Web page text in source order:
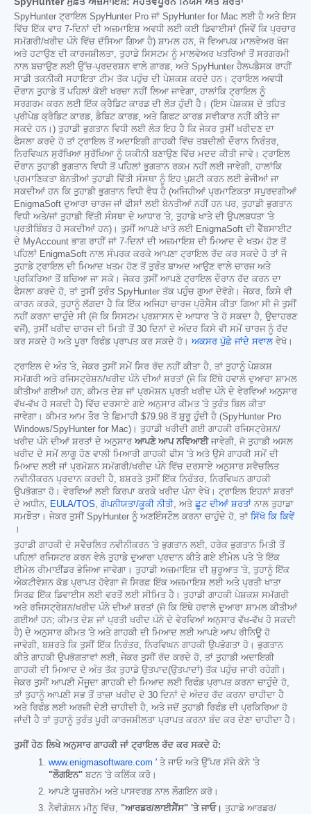
SpyHunter ਟ੍ਰਾਇਲ SpyHunter Pro ਜਾਂ SpyHunter for Mac ਲਈ ਹੈ ਅਤੇ ਇਸ
ਵਿੱਚ ਇੱਕ ਵਾਰ 7-ਦਿਨਾਂ ਦੀ ਅਜ਼ਮਾਇਸ਼ ਅਵਧੀ ਲਈ ਕਈ ਡਿਵਾਈਸਾਂ (ਜਿਵੇਂ ਕਿ ਪ੍ਰਚਾਰ
ਸਮੱਗਰੀ/ਖਰੀਦ ਪੰਨੇ ਵਿੱਚ ਦੱਸਿਆ ਗਿਆ ਹੈ) ਸ਼ਾਮਲ ਹਨ, ਜੋ ਵਿਆਪਕ ਮਾਲਵੇਅਰ ਖੋਜ
ਅਤੇ ਹਟਾਉਣ ਦੀ ਕਾਰਜਸ਼ੀਲਤਾ, ਤੁਹਾਡੇ ਸਿਸਟਮ ਨੂੰ ਮਾਲਵੇਅਰ ਖਤਰਿਆਂ ਤੋਂ ਸਰਗਰਮੀ
ਨਾਲ ਬਚਾਉਣ ਲਈ ਉੱਚ-ਪ੍ਰਦਰਸ਼ਨ ਵਾਲੇ ਗਾਰਡ, ਅਤੇ SpyHunter ਹੈਲਪਡੈਸਕ ਰਾਹੀਂ
ਸਾਡੀ ਤਕਨੀਕੀ ਸਹਾਇਤਾ ਟੀਮ ਤੱਕ ਪਹੁੰਚ ਦੀ ਪੇਸ਼ਕਸ਼ ਕਰਦੇ ਹਨ। ਟ੍ਰਾਇਲ ਅਵਧੀ
ਦੌਰਾਨ ਤੁਹਾਡੇ ਤੋਂ ਪਹਿਲਾਂ ਕੋਈ ਖਰਚਾ ਨਹੀਂ ਲਿਆ ਜਾਵੇਗਾ, ਹਾਲਾਂਕਿ ਟ੍ਰਾਇਲ ਨੂੰ
ਸਰਗਰਮ ਕਰਨ ਲਈ ਇੱਕ ਕ੍ਰੈਡਿਟ ਕਾਰਡ ਦੀ ਲੋੜ ਹੁੰਦੀ ਹੈ। (ਇਸ ਪੇਸ਼ਕਸ਼ ਦੇ ਤਹਿਤ
ਪ੍ਰੀਪੇਡ ਕ੍ਰੈਡਿਟ ਕਾਰਡ, ਡੈਬਿਟ ਕਾਰਡ, ਅਤੇ ਗਿਫਟ ਕਾਰਡ ਸਵੀਕਾਰ ਨਹੀਂ ਕੀਤੇ ਜਾ
ਸਕਦੇ ਹਨ।) ਤੁਹਾਡੀ ਭੁਗਤਾਨ ਵਿਧੀ ਲਈ ਲੋੜ ਇਹ ਹੈ ਕਿ ਜੇਕਰ ਤੁਸੀਂ ਖਰੀਦਣ ਦਾ
ਫੈਸਲਾ ਕਰਦੇ ਹੋ ਤਾਂ ਟ੍ਰਾਇਲ ਤੋਂ ਅਦਾਇਗੀ ਗਾਹਕੀ ਵਿੱਚ ਤਬਦੀਲੀ ਦੌਰਾਨ ਨਿਰੰਤਰ,
ਨਿਰਵਿਘਨ ਸੁਰੱਖਿਆ ਸੁਰੱਖਿਆ ਨੂੰ ਯਕੀਨੀ ਬਣਾਉਣ ਵਿੱਚ ਮਦਦ ਕੀਤੀ ਜਾਵੇ। ਟ੍ਰਾਇਲ
ਦੌਰਾਨ ਤੁਹਾਡੀ ਭੁਗਤਾਨ ਵਿਧੀ ਤੋਂ ਪਹਿਲਾਂ ਭੁਗਤਾਨ ਰਕਮ ਨਹੀਂ ਲਈ ਜਾਵੇਗੀ, ਹਾਲਾਂਕਿ
ਪ੍ਰਮਾਣਿਕਤਾ ਬੇਨਤੀਆਂ ਤੁਹਾਡੀ ਵਿੱਤੀ ਸੰਸਥਾ ਨੂੰ ਇਹ ਪੁਸ਼ਟੀ ਕਰਨ ਲਈ ਭੇਜੀਆਂ ਜਾ
ਸਕਦੀਆਂ ਹਨ ਕਿ ਤੁਹਾਡੀ ਭੁਗਤਾਨ ਵਿਧੀ ਵੈਧ ਹੈ (ਅਜਿਹੀਆਂ ਪ੍ਰਮਾਣਿਕਤਾ ਸਪੁਰਦਗੀਆਂ
EnigmaSoft ਦੁਆਰਾ ਚਾਰਜ ਜਾਂ ਫੀਸਾਂ ਲਈ ਬੇਨਤੀਆਂ ਨਹੀਂ ਹਨ ਪਰ, ਤੁਹਾਡੀ ਭੁਗਤਾਨ
ਵਿਧੀ ਅਤੇ/ਜਾਂ ਤੁਹਾਡੀ ਵਿੱਤੀ ਸੰਸਥਾ ਦੇ ਆਧਾਰ 'ਤੇ, ਤੁਹਾਡੇ ਖਾਤੇ ਦੀ ਉਪਲਬਧਤਾ 'ਤੇ
ਪ੍ਰਤੀਬਿੰਬਤ ਹੋ ਸਕਦੀਆਂ ਹਨ)। ਤੁਸੀਂ ਆਪਣੇ ਖਾਤੇ ਲਈ EnigmaSoft ਦੀ ਵੈੱਬਸਾਈਟ
ਦੇ MyAccount ਭਾਗ ਰਾਹੀਂ ਜਾਂ 7-ਦਿਨਾਂ ਦੀ ਅਜ਼ਮਾਇਸ਼ ਦੀ ਮਿਆਦ ਦੇ ਖਤਮ ਹੋਣ ਤੋਂ
ਪਹਿਲਾਂ EnigmaSoft ਨਾਲ ਸੰਪਰਕ ਕਰਕੇ ਆਪਣਾ ਟ੍ਰਾਇਲ ਰੱਦ ਕਰ ਸਕਦੇ ਹੋ ਤਾਂ ਜੋ
ਤੁਹਾਡੇ ਟ੍ਰਾਇਲ ਦੀ ਮਿਆਦ ਖਤਮ ਹੋਣ ਤੋਂ ਤੁਰੰਤ ਬਾਅਦ ਆਉਣ ਵਾਲੇ ਚਾਰਜ ਅਤੇ
ਪ੍ਰਕਿਰਿਆ ਤੋਂ ਬਚਿਆ ਜਾ ਸਕੇ। ਜੇਕਰ ਤੁਸੀਂ ਆਪਣੇ ਟ੍ਰਾਇਲ ਦੌਰਾਨ ਰੱਦ ਕਰਨ ਦਾ
ਫੈਸਲਾ ਕਰਦੇ ਹੋ, ਤਾਂ ਤੁਸੀਂ ਤੁਰੰਤ SpyHunter ਤੱਕ ਪਹੁੰਚ ਗੁਆ ਦੇਵੋਗੇ। ਜੇਕਰ, ਕਿਸੇ ਵੀ
ਕਾਰਨ ਕਰਕੇ, ਤੁਹਾਨੂੰ ਲੱਗਦਾ ਹੈ ਕਿ ਇੱਕ ਅਜਿਹਾ ਚਾਰਜ ਪ੍ਰੋਸੈਸ ਕੀਤਾ ਗਿਆ ਸੀ ਜੋ ਤੁਸੀਂ
ਨਹੀਂ ਕਰਨਾ ਚਾਹੁੰਦੇ ਸੀ (ਜੋ ਕਿ ਸਿਸਟਮ ਪ੍ਰਸ਼ਾਸਨ ਦੇ ਆਧਾਰ 'ਤੇ ਹੋ ਸਕਦਾ ਹੈ, ਉਦਾਹਰਣ
ਵਜੋਂ), ਤੁਸੀਂ ਖਰੀਦ ਚਾਰਜ ਦੀ ਮਿਤੀ ਤੋਂ 30 ਦਿਨਾਂ ਦੇ ਅੰਦਰ ਕਿਸੇ ਵੀ ਸਮੇਂ ਚਾਰਜ ਨੂੰ ਰੱਦ
ਕਰ ਸਕਦੇ ਹੋ ਅਤੇ ਪੂਰਾ ਰਿਫੰਡ ਪ੍ਰਾਪਤ ਕਰ ਸਕਦੇ ਹੋ। ਅਕਸਰ ਪੁੱਛੇ ਜਾਂਦੇ ਸਵਾਲ ਵੇਖੋ।
ਟ੍ਰਾਇਲ ਦੇ ਅੰਤ 'ਤੇ, ਜੇਕਰ ਤੁਸੀਂ ਸਮੇਂ ਸਿਰ ਰੱਦ ਨਹੀਂ ਕੀਤਾ ਹੈ, ਤਾਂ ਤੁਹਾਨੂੰ ਪੇਸ਼ਕਸ਼
ਸਮੱਗਰੀ ਅਤੇ ਰਜਿਸਟ੍ਰੇਸ਼ਨ/ਖਰੀਦ ਪੰਨੇ ਦੀਆਂ ਸ਼ਰਤਾਂ (ਜੋ ਕਿ ਇੱਥੇ ਹਵਾਲੇ ਦੁਆਰਾ ਸ਼ਾਮਲ
ਕੀਤੀਆਂ ਗਈਆਂ ਹਨ; ਕੀਮਤ ਦੇਸ਼ ਜਾਂ ਪ੍ਰਮੋਸ਼ਨ ਪ੍ਰਤੀ ਖਰੀਦ ਪੰਨੇ ਦੇ ਵੇਰਵਿਆਂ ਅਨੁਸਾਰ
ਵੱਖ-ਵੱਖ ਹੋ ਸਕਦੀ ਹੈ) ਵਿੱਚ ਦਰਸਾਏ ਗਏ ਅਨੁਸਾਰ ਕੀਮਤ 'ਤੇ ਤੁਰੰਤ ਬਿਲ ਕੀਤਾ
ਜਾਵੇਗਾ। ਕੀਮਤ ਆਮ ਤੌਰ 'ਤੇ ਛਿਮਾਹੀ $79.98 ਤੋਂ ਸ਼ੁਰੂ ਹੁੰਦੀ ਹੈ (SpyHunter Pro
Windows/SpyHunter for Mac)। ਤੁਹਾਡੀ ਖਰੀਦੀ ਗਈ ਗਾਹਕੀ ਰਜਿਸਟ੍ਰੇਸ਼ਨ/
ਖਰੀਦ ਪੰਨੇ ਦੀਆਂ ਸ਼ਰਤਾਂ ਦੇ ਅਨੁਸਾਰ ਆਪਣੇ ਆਪ ਨਵਿਆਈਜਾਵੇਗੀ, ਜੋ ਤੁਹਾਡੀ ਅਸਲ
ਖਰੀਦ ਦੇ ਸਮੇਂ ਲਾਗੂ ਹੋਣ ਵਾਲੀ ਮਿਆਰੀ ਗਾਹਕੀ ਫੀਸ 'ਤੇ ਅਤੇ ਉਸੇ ਗਾਹਕੀ ਸਮੇਂ ਦੀ
ਮਿਆਦ ਲਈ ਜਾਂ ਪ੍ਰਮੋਸ਼ਨ ਸਮੱਗਰੀ/ਖਰੀਦ ਪੰਨੇ ਵਿੱਚ ਦਰਸਾਏ ਅਨੁਸਾਰ ਸਵੈਚਲਿਤ
ਨਵੀਨੀਕਰਨ ਪ੍ਰਦਾਨ ਕਰਦੀ ਹੈ, ਬਸ਼ਰਤੇ ਤੁਸੀਂ ਇੱਕ ਨਿਰੰਤਰ, ਨਿਰਵਿਘਨ ਗਾਹਕੀ
ਉਪਭੋਗਤਾ ਹੋ। ਵੇਰਵਿਆਂ ਲਈ ਕਿਰਪਾ ਕਰਕੇ ਖਰੀਦ ਪੰਨਾ ਵੇਖੋ। ਟ੍ਰਾਇਲ ਇਹਨਾਂ ਸ਼ਰਤਾਂ
ਦੇ ਅਧੀਨ, EULA/TOS, ਗੋਪਨੀਯਤਾ/ਕੂਕੀ ਨੀਤੀ, ਅਤੇ ਛੂਟ ਦੀਆਂ ਸ਼ਰਤਾਂ ਨਾਲ ਤੁਹਾਡਾ
ਸਮਝੌਤਾ। ਜੇਕਰ ਤੁਸੀਂ SpyHunter ਨੂੰ ਅਣਇੰਸਟੌਲ ਕਰਨਾ ਚਾਹੁੰਦੇ ਹੋ, ਤਾਂ ਸਿੱਖੋ ਕਿ ਕਿਵੇਂ
।
ਤੁਹਾਡੀ ਗਾਹਕੀ ਦੇ ਸਵੈਚਲਿਤ ਨਵੀਨੀਕਰਨ 'ਤੇ ਭੁਗਤਾਨ ਲਈ, ਹਰੇਕ ਭੁਗਤਾਨ ਮਿਤੀ ਤੋਂ
ਪਹਿਲਾਂ ਰਜਿਸਟਰ ਕਰਨ ਵੇਲੇ ਤੁਹਾਡੇ ਦੁਆਰਾ ਪ੍ਰਦਾਨ ਕੀਤੇ ਗਏ ਈਮੇਲ ਪਤੇ 'ਤੇ ਇੱਕ
ਈਮੇਲ ਰੀਮਾਈਂਡਰ ਭੇਜਿਆ ਜਾਵੇਗਾ। ਤੁਹਾਡੀ ਅਜ਼ਮਾਇਸ਼ ਦੀ ਸ਼ੁਰੂਆਤ 'ਤੇ, ਤੁਹਾਨੂੰ ਇੱਕ
ਐਕਟੀਵੇਸ਼ਨ ਕੋਡ ਪ੍ਰਾਪਤ ਹੋਵੇਗਾ ਜੋ ਸਿਰਫ਼ ਇੱਕ ਅਜ਼ਮਾਇਸ਼ ਲਈ ਅਤੇ ਪ੍ਰਤੀ ਖਾਤਾ
ਸਿਰਫ਼ ਇੱਕ ਡਿਵਾਈਸ ਲਈ ਵਰਤੋਂ ਲਈ ਸੀਮਿਤ ਹੈ। ਤੁਹਾਡੀ ਗਾਹਕੀ ਪੇਸ਼ਕਸ਼ ਸਮੱਗਰੀ
ਅਤੇ ਰਜਿਸਟ੍ਰੇਸ਼ਨ/ਖਰੀਦ ਪੰਨੇ ਦੀਆਂ ਸ਼ਰਤਾਂ (ਜੋ ਕਿ ਇੱਥੇ ਹਵਾਲੇ ਦੁਆਰਾ ਸ਼ਾਮਲ ਕੀਤੀਆਂ
ਗਈਆਂ ਹਨ; ਕੀਮਤ ਦੇਸ਼ ਜਾਂ ਪ੍ਰਤੀ ਖਰੀਦ ਪੰਨੇ ਦੇ ਵੇਰਵਿਆਂ ਅਨੁਸਾਰ ਵੱਖ-ਵੱਖ ਹੋ ਸਕਦੀ
ਹੈ) ਦੇ ਅਨੁਸਾਰ ਕੀਮਤ 'ਤੇ ਅਤੇ ਗਾਹਕੀ ਦੀ ਮਿਆਦ ਲਈ ਆਪਣੇ ਆਪ ਰੀਨਿਊ ਹੋ
ਜਾਵੇਗੀ, ਬਸ਼ਰਤੇ ਕਿ ਤੁਸੀਂ ਇੱਕ ਨਿਰੰਤਰ, ਨਿਰਵਿਘਨ ਗਾਹਕੀ ਉਪਭੋਗਤਾ ਹੋ। ਭੁਗਤਾਨ
ਕੀਤੇ ਗਾਹਕੀ ਉਪਭੋਗਤਾਵਾਂ ਲਈ, ਜੇਕਰ ਤੁਸੀਂ ਰੱਦ ਕਰਦੇ ਹੋ, ਤਾਂ ਤੁਹਾਡੀ ਅਦਾਇਗੀ
ਗਾਹਕੀ ਦੀ ਮਿਆਦ ਦੇ ਅੰਤ ਤੱਕ ਤੁਹਾਡੇ ਉਤਪਾਦ(ਉਤਪਾਦਾਂ) ਤੱਕ ਪਹੁੰਚ ਜਾਰੀ ਰਹੇਗੀ।
ਜੇਕਰ ਤੁਸੀਂ ਆਪਣੀ ਮੌਜੂਦਾ ਗਾਹਕੀ ਦੀ ਮਿਆਦ ਲਈ ਰਿਫੰਡ ਪ੍ਰਾਪਤ ਕਰਨਾ ਚਾਹੁੰਦੇ ਹੋ,
ਤਾਂ ਤੁਹਾਨੂੰ ਆਪਣੀ ਸਭ ਤੋਂ ਤਾਜ਼ਾ ਖਰੀਦ ਦੇ 30 ਦਿਨਾਂ ਦੇ ਅੰਦਰ ਰੱਦ ਕਰਨਾ ਚਾਹੀਦਾ ਹੈ
ਅਤੇ ਰਿਫੰਡ ਲਈ ਅਰਜ਼ੀ ਦੇਣੀ ਚਾਹੀਦੀ ਹੈ, ਅਤੇ ਜਦੋਂ ਤੁਹਾਡੀ ਰਿਫੰਡ ਦੀ ਪ੍ਰਕਿਰਿਆ ਹੋ
ਜਾਂਦੀ ਹੈ ਤਾਂ ਤੁਹਾਨੂੰ ਤੁਰੰਤ ਪੂਰੀ ਕਾਰਜਸ਼ੀਲਤਾ ਪ੍ਰਾਪਤ ਕਰਨਾ ਬੰਦ ਕਰ ਦੇਣਾ ਚਾਹੀਦਾ ਹੈ।
ਤੁਸੀਂ ਹੇਠ ਲਿਖੇ ਅਨੁਸਾਰ ਗਾਹਕੀ ਜਾਂ ਟ੍ਰਾਇਲ ਰੱਦ ਕਰ ਸਕਦੇ ਹੋ:
www.enigmasoftware.com ' ਤੇ ਜਾਓ ਅਤੇ ਉੱਪਰ ਸੱਜੇ ਕੋਨੇ 'ਤੇ
"ਲੌਗਇਨ" ਬਟਨ 'ਤੇ ਕਲਿੱਕ ਕਰੋ।
ਆਪਣੇ ਯੂਜ਼ਰਨੇਮ ਅਤੇ ਪਾਸਵਰਡ ਨਾਲ ਲੌਗਇਨ ਕਰੋ।
ਨੈਵੀਗੇਸ਼ਨ ਮੀਨੂ ਵਿੱਚ, "ਆਰਡਰ/ਲਾਈਸੈਂਸ" 'ਤੇ ਜਾਓ। ਤੁਹਾਡੇ ਆਰਡਰ/